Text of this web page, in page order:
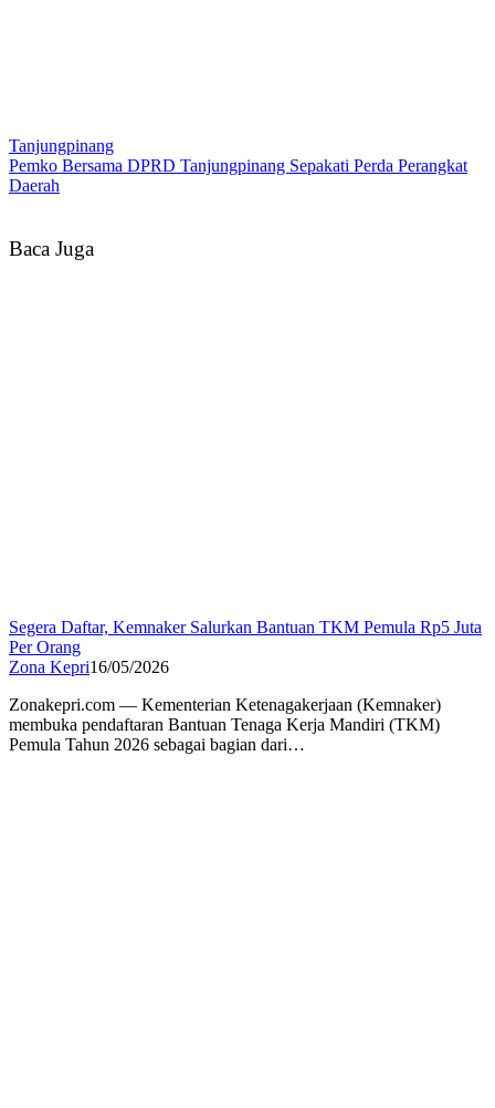
Tanjungpinang
Pemko Bersama DPRD Tanjungpinang Sepakati Perda Perangkat
Daerah
Baca Juga
Segera Daftar, Kemnaker Salurkan Bantuan TKM Pemula Rp5 Juta
Per Orang
Zona Kepri16/05/2026
Zonakepri.com — Kementerian Ketenagakerjaan (Kemnaker)
membuka pendaftaran Bantuan Tenaga Kerja Mandiri (TKM)
Pemula Tahun 2026 sebagai bagian dari…